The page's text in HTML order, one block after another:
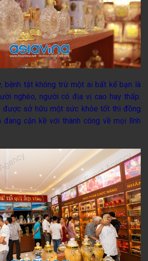
bệnh tật không trừ một ai bất kể bạn là
nghèo, người có địa vị cao hay thấp.
được sở hữu một sức khỏe tốt thì đồng
đang cận kề với thành công về mọi lĩnh